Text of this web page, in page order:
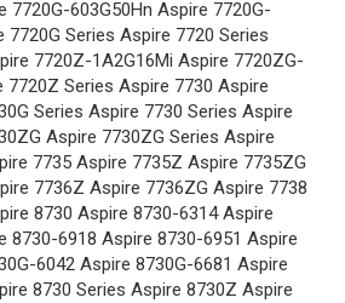
7720G-603G50Hn Aspire 7720G-
7720G Series Aspire 7720 Series
7720Z-1A2G16Mi Aspire 7720ZG-
7720Z Series Aspire 7730 Aspire
Series Aspire 7730 Series Aspire
Aspire 7730ZG Series Aspire
7735 Aspire 7735Z Aspire 7735ZG
7736Z Aspire 7736ZG Aspire 7738
8730 Aspire 8730-6314 Aspire
8730-6918 Aspire 8730-6951 Aspire
6042 Aspire 8730G-6681 Aspire
8730 Series Aspire 8730Z Aspire